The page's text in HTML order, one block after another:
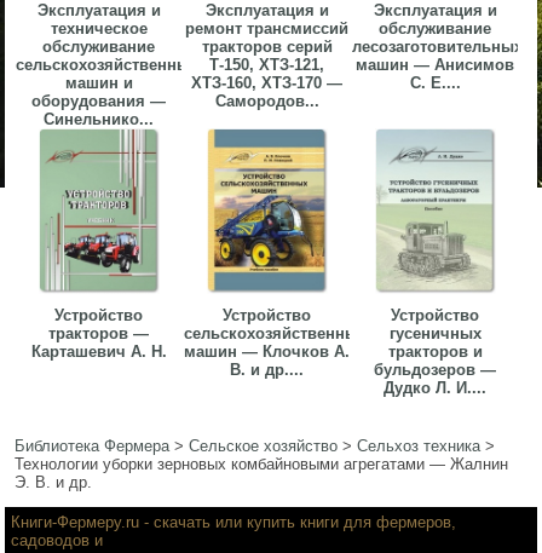
Эксплуатация и
техническое
обслуживание
сельскохозяйственных
машин и
оборудования —
Синельнико...
Эксплуатация и
ремонт трансмиссий
тракторов серий
Т-150, ХТЗ-121,
ХТЗ-160, ХТЗ-170 —
Самородов...
Эксплуатация и
обслуживание
лесозаготовительных
машин — Анисимов
С. Е....
Устройство
тракторов —
Карташевич А. Н.
Устройство
сельскохозяйственных
машин — Клочков А.
В. и др....
Устройство
гусеничных
тракторов и
бульдозеров —
Дудко Л. И....
Библиотека Фермера>Сельское хозяйство >Сельхоз техника>
Технологии уборки зерновых комбайновыми агрегатами — Жалнин
Э. В. и др.
Книги-Фермеру.ru - скачать или купить книги для фермеров,
садоводов и